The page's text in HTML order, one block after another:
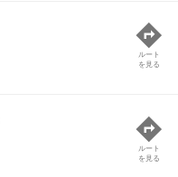
ルート
を見る
ルート
を見る